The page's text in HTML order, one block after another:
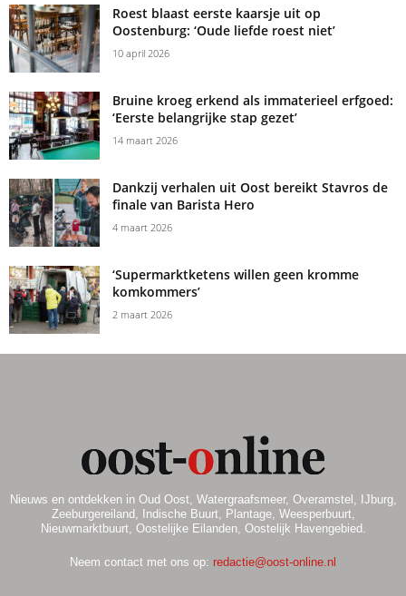
Roest blaast eerste kaarsje uit op
Oostenburg: ‘Oude liefde roest niet’
10 april 2026
Bruine kroeg erkend als immaterieel erfgoed:
‘Eerste belangrijke stap gezet’
14 maart 2026
Dankzij verhalen uit Oost bereikt Stavros de
finale van Barista Hero
4 maart 2026
‘Supermarktketens willen geen kromme
komkommers’
2 maart 2026
Nieuws en ontdekken in Oud Oost, Watergraafsmeer, Overamstel, IJburg,
Zeeburgereiland, Indische Buurt, Plantage, Weesperbuurt,
Nieuwmarktbuurt, Oostelijke Eilanden, Oostelijk Havengebied.
Neem contact met ons op: redactie@oost-online.nl